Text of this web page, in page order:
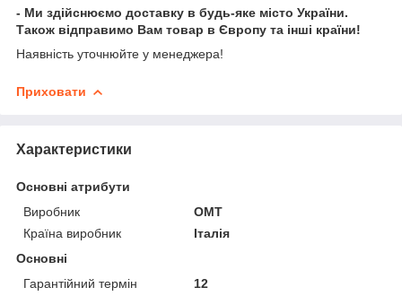
- Ми здійснюємо доставку в будь-яке місто України.
Також відправимо Вам товар в Європу та інші країни!
Наявність уточнюйте у менеджера!
Приховати
Характеристики
Основні атрибути
Виробник
OMT
Країна виробник
Італія
Основні
Гарантійний термін
12